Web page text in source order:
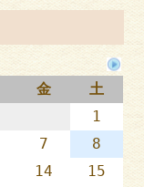
金
土
1
7
8
14
15